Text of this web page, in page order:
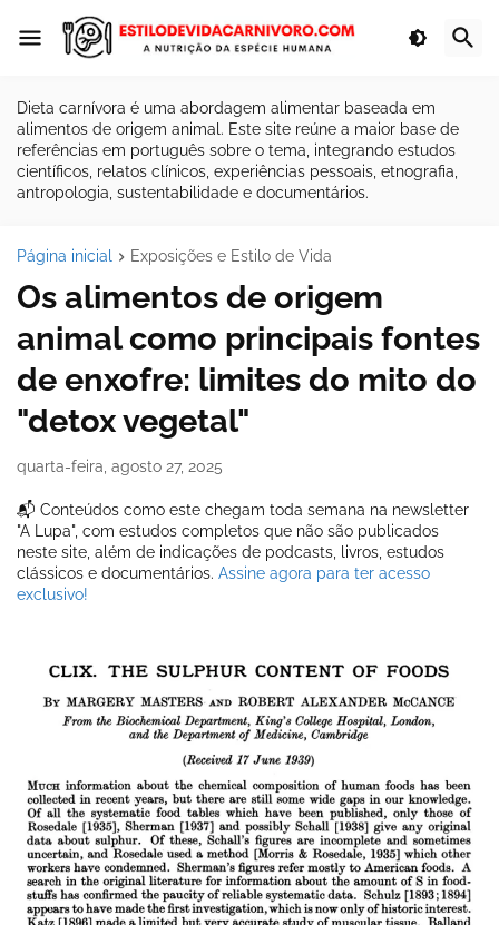
Dieta carnívora é uma abordagem alimentar baseada em
alimentos de origem animal. Este site reúne a maior base de
referências em português sobre o tema, integrando estudos
científicos, relatos clínicos, experiências pessoais, etnografia,
antropologia, sustentabilidade e documentários.
Página inicial Exposições e Estilo de Vida
Os alimentos de origem
animal como principais fontes
de enxofre: limites do mito do
"detox vegetal"
quarta-feira, agosto 27, 2025
📬 Conteúdos como este chegam toda semana na newsletter
"A Lupa", com estudos completos que não são publicados
neste site, além de indicações de podcasts, livros, estudos
clássicos e documentários. Assine agora para ter acesso
exclusivo!